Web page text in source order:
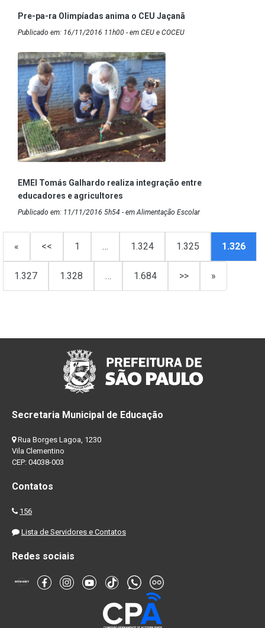
Pre-pa-ra Olimpíadas anima o CEU Jaçanã
Publicado em: 16/11/2016 11h00 - em CEU e COCEU
EMEI Tomás Galhardo realiza integração entre
educadores e agricultores
Publicado em: 11/11/2016 5h54 - em Alimentação Escolar
« << 1 … 1.324 1.325 1.326
1.327 1.328 … 1.684 >> »
Secretaria Municipal de Educação
Rua Borges Lagoa, 1230
Vila Clementino
CEP: 04038-003
Contatos
156
Lista de Servidores e Contatos
Redes sociais